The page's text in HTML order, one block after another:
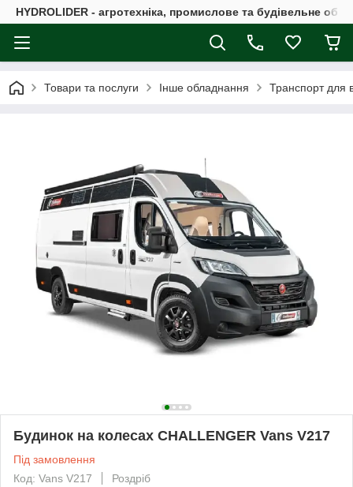
HYDROLIDER - агротехніка, промислове та будівельне
Товари та послуги Інше обладнання Транспорт для
Будинок на колесах CHALLENGER Vans V217
Під замовлення
Код: Vans V217
Роздріб